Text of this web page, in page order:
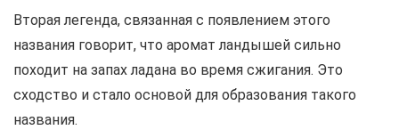
Вторая легенда, связанная с появлением этого
названия говорит, что аромат ландышей сильно
походит на запах ладана во время сжигания. Это
сходство и стало основой для образования такого
названия.